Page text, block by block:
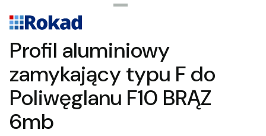
Profil aluminiowy
zamykający typu F do
Poliwęglanu F10 BRĄZ
6mb